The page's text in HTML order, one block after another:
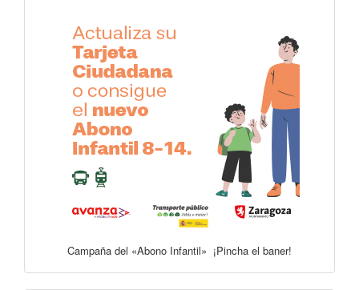
Campaña del «Abono Infantil» ¡Pincha el baner!